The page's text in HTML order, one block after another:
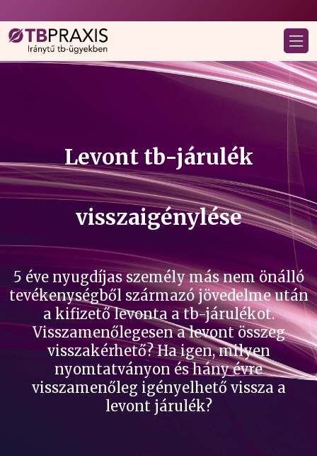
Levont tb-járulék
visszaigénylése
5 éve nyugdíjas személy más nem önálló
tevékenységből származó jövedelme után
a kifizető levonta a tb-járulékot.
Visszamenőlegesen a levont összeg
visszakérhető? Ha igen, milyen
nyomtatványon és hány évre
visszamenőleg igényelhető vissza a
levont járulék?